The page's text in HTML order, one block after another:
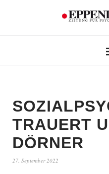
TRAUERT
DÖRNER
27. September 2022